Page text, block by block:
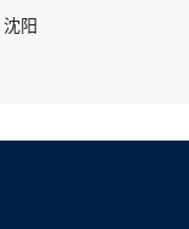
沈阳